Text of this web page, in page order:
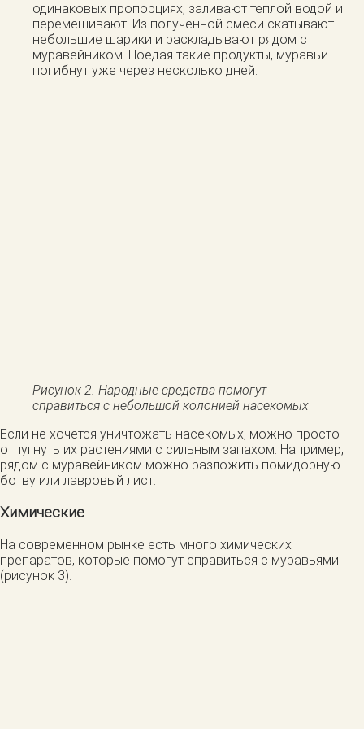
одинаковых пропорциях, заливают теплой водой и
перемешивают. Из полученной смеси скатывают
небольшие шарики и раскладывают рядом с
муравейником. Поедая такие продукты, муравьи
погибнут уже через несколько дней.
Рисунок 2. Народные средства помогут
справиться с небольшой колонией насекомых
Если не хочется уничтожать насекомых, можно просто
отпугнуть их растениями с сильным запахом. Например,
рядом с муравейником можно разложить помидорную
ботву или лавровый лист.
Химические
На современном рынке есть много химических
препаратов, которые помогут справиться с муравьями
(рисунок 3).